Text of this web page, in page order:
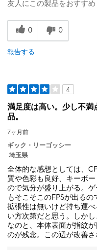
友人にこの製品をおすすめ
0 0
報告する
4
満足度は高い。少し不
品。
7ヶ月前
ギック・リーゴッシー
埼玉県
全体的な感想としては、
質や色彩も良好、キーボ
ので気分が盛り上がる。
もそこそこのFPSが出る
拡張性は無いけど持ち運
い方次第だと思う。しか
なのと、本体表面が指紋
のが残念。この辺が改善